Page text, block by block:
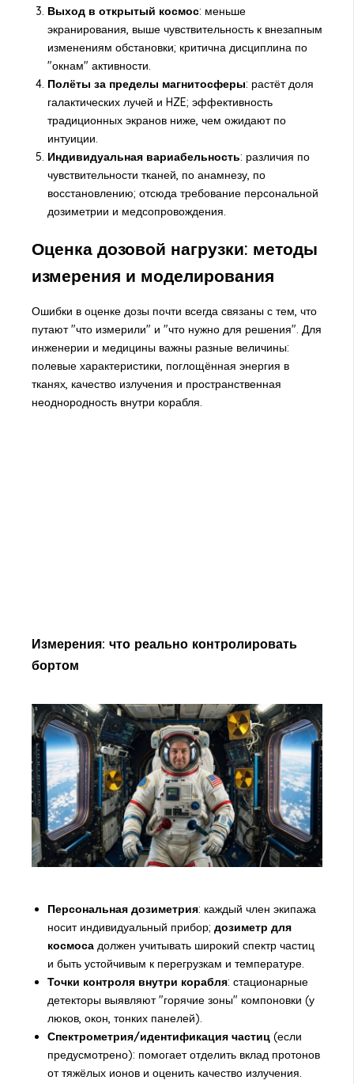
Выход в открытый космос: меньше
экранирования, выше чувствительность к внезапным
изменениям обстановки; критична дисциплина по
"окнам" активности.
Полёты за пределы магнитосферы: растёт доля
галактических лучей и HZE; эффективность
традиционных экранов ниже, чем ожидают по
интуиции.
Индивидуальная вариабельность: различия по
чувствительности тканей, по анамнезу, по
восстановлению; отсюда требование персональной
дозиметрии и медсопровождения.
Оценка дозовой нагрузки: методы
измерения и моделирования
Ошибки в оценке дозы почти всегда связаны с тем, что
путают "что измерили" и "что нужно для решения". Для
инженерии и медицины важны разные величины:
полевые характеристики, поглощённая энергия в
тканях, качество излучения и пространственная
неоднородность внутри корабля.
Измерения: что реально контролировать
бортом
Персональная дозиметрия: каждый член экипажа
носит индивидуальный прибор; дозиметр для
космосадолжен учитывать широкий спектр частиц
и быть устойчивым к перегрузкам и температуре.
Точки контроля внутри корабля: стационарные
детекторы выявляют "горячие зоны" компоновки (у
люков, окон, тонких панелей).
Спектрометрия/идентификация частиц(если
предусмотрено): помогает отделить вклад протонов
от тяжёлых ионов и оценить качество излучения.